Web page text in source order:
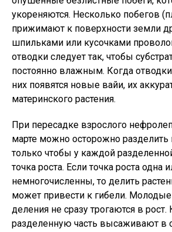
укореняются. Несколько побегов
прижимают к поверхности земли
шпильками или кусочками
отводки следует так, чтобы
постоянно влажным. Когда отводки
них появятся новые вайи, их
материнского растения.
При пересадке взрослого
марте можно осторожно
только чтобы у каждой
точка роста. Если точка роста одна
немногочисленны, то делить
может привести к гибели. Молодые
деления не сразу трогаются в
разделенную часть высаживают в